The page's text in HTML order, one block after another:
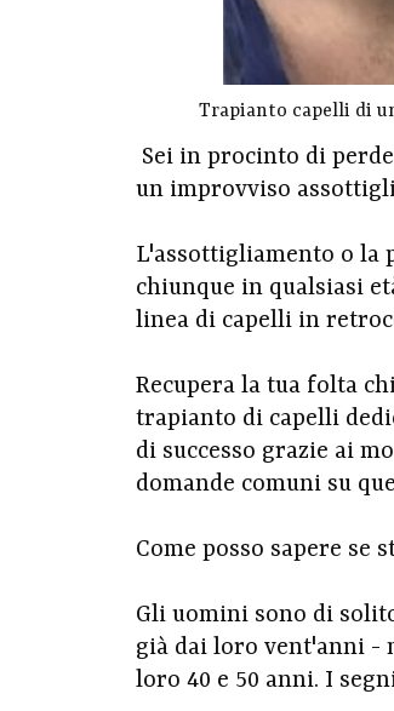
Trapianto capelli di
Sei in procinto di
un improvviso
L'assottigliamento o la
chiunque in qualsiasi
linea di capelli in
Recupera la tua folta
trapianto di capelli
di successo grazie ai
domande comuni su
Come posso sapere se
Gli uomini sono di
già dai loro vent'anni -
loro 40 e 50 anni. I